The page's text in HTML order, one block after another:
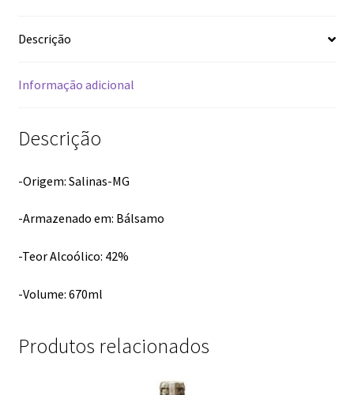
Descrição
Informação adicional
Descrição
-Origem: Salinas-MG
-Armazenado em: Bálsamo
-Teor Alcoólico: 42%
-Volume: 670ml
Produtos relacionados